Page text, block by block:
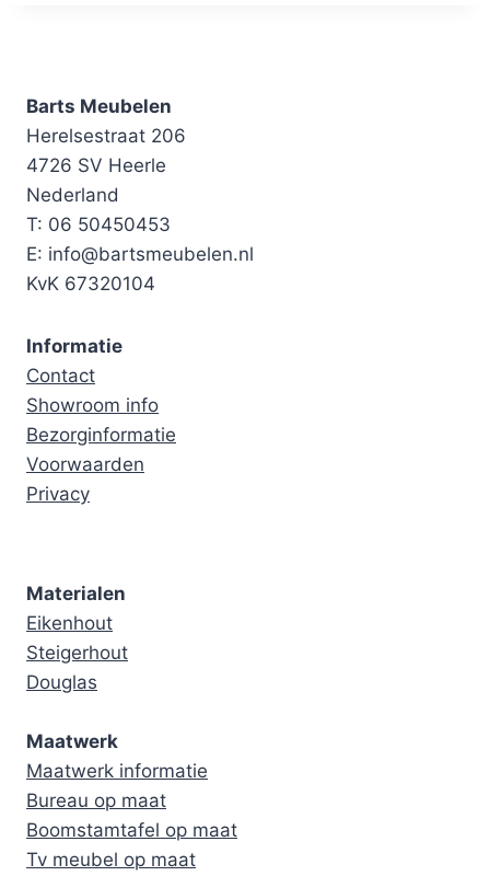
Barts Meubelen
Herelsestraat 206
4726 SV Heerle
Nederland
T: 06 50450453
E: info@bartsmeubelen.nl
KvK 67320104
Informatie
Contact
Showroom info
Bezorginformatie
Voorwaarden
Privacy
Materialen
Eikenhout
Steigerhout
Douglas
Maatwerk
Maatwerk informatie
Bureau op maat
Boomstamtafel op maat
Tv meubel op maat